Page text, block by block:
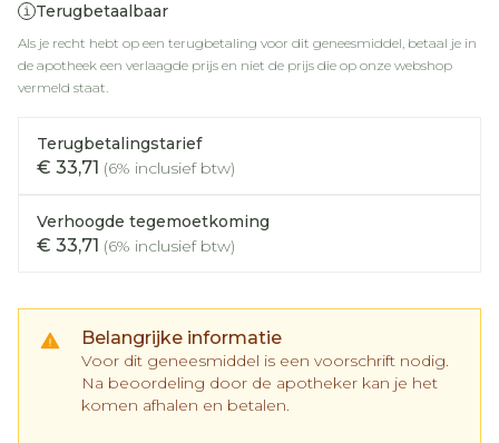
Terugbetaalbaar
Als je recht hebt op een terugbetaling voor dit geneesmiddel, betaal je in
de apotheek een verlaagde prijs en niet de prijs die op onze webshop
vermeld staat.
Terugbetalingstarief
€ 33,71 (6% inclusief btw)
Verhoogde tegemoetkoming
€ 33,71 (6% inclusief btw)
Belangrijke informatie
Voor dit geneesmiddel is een voorschrift nodig.
Na beoordeling door de apotheker kan je het
komen afhalen en betalen.